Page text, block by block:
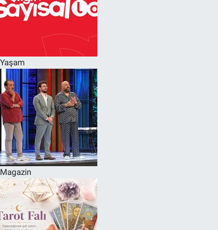
Yaşam
Magazin